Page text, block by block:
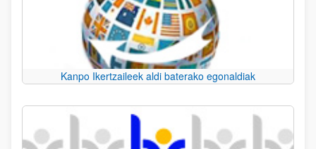
Kanpo Ikertzaileek aldi baterako egonaldiak